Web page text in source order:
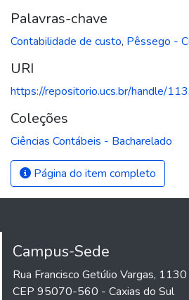
Palavras-chave
Contabilidade de custo, Pêssego -
URI
https://repositorio.ucs.br/handle/
Coleções
Ciências Contábeis - Bacharelado
Página do item completo
Campus-Sede
Rua Francisco Getúlio Vargas, 1130
CEP 95070-560 - Caxias do Sul